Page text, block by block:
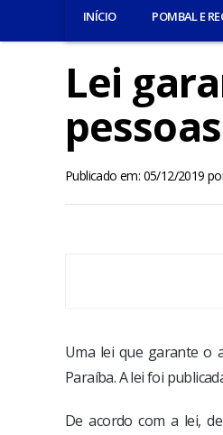
INÍCIO POMBAL E
Lei
Publicado em: 05/12/2019
Uma lei que garante o
Paraíba. A lei foi
De acordo com a lei,